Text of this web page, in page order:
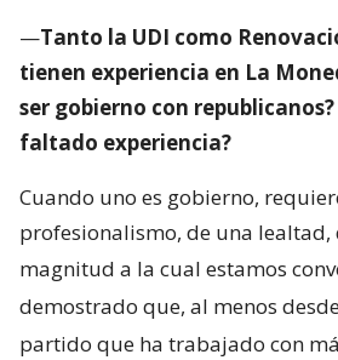
—Tanto la UDI como
tienen experiencia en La
ser gobierno con republicanos?
faltado experiencia?
Cuando uno es gobierno,
profesionalismo, de una lealtad,
magnitud a la cual estamos
demostrado que, al menos
partido que ha trabajado con